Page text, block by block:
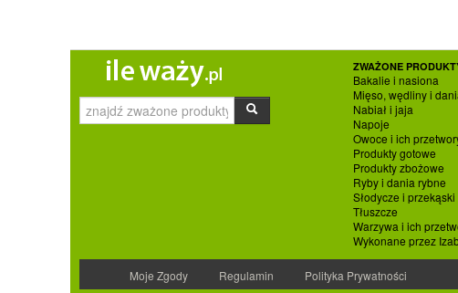
ZWAŻONE
Bakalie i nasiona
Mięso, wędliny i
Nabiał i jaja
Napoje
Owoce i ich
Produkty gotowe
Produkty zbożowe
Ryby i dania rybne
Słodycze i przekąski
Tłuszcze
Warzywa i ich
Wykonane przez
Moje Zgody Regulamin Polityka Prywatności